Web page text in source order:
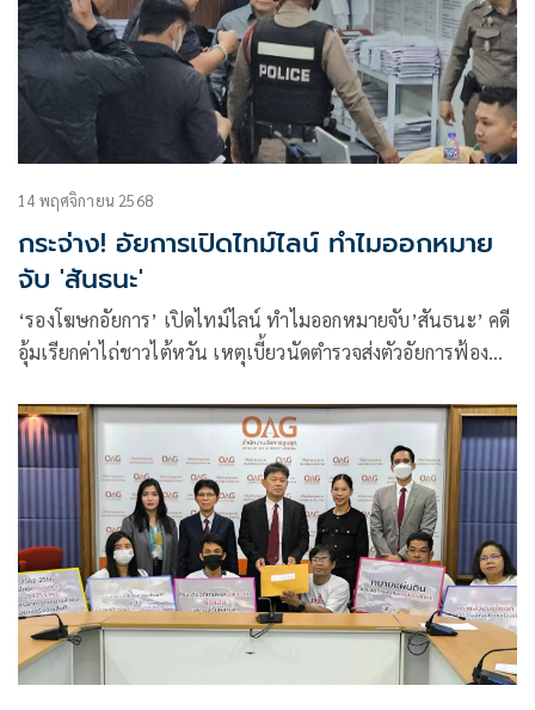
14 พฤศจิกายน 2568
กระจ่าง! อัยการเปิดไทม์ไลน์ ทำไมออกหมาย
จับ 'สันธนะ'
‘รองโฆษกอัยการ’ เปิดไทม์ไลน์ ทำไมออกหมายจับ’สันธนะ’ คดี
อุ้มเรียกค่าไถ่ชาวไต้หวัน เหตุเบี้ยวนัดตำรวจส่งตัวอัยการฟ้อง